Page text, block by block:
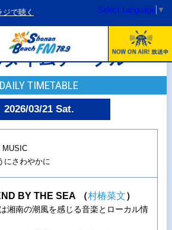
で聴く Select Language ▼
イムテーブル
DAILY TIMETABLE
2026/03/21 Sat.
MUSIC
にさわやかに
BY THE SEA （村椿菜文）
湘南の潮風を感じる音楽とローカル情